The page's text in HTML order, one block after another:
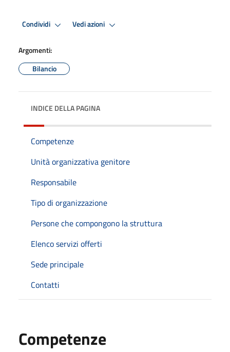
Condividi Vedi azioni
Argomenti:
Bilancio
INDICE DELLA PAGINA
Competenze
Unità organizzativa genitore
Responsabile
Tipo di organizzazione
Persone che compongono la struttura
Elenco servizi offerti
Sede principale
Contatti
Competenze